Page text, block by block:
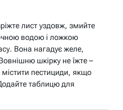
лист уздовж, змийте
водою і ложкою
Вона нагадує желе,
шкірку не їжте –
пестициди, якщо
таблицю для